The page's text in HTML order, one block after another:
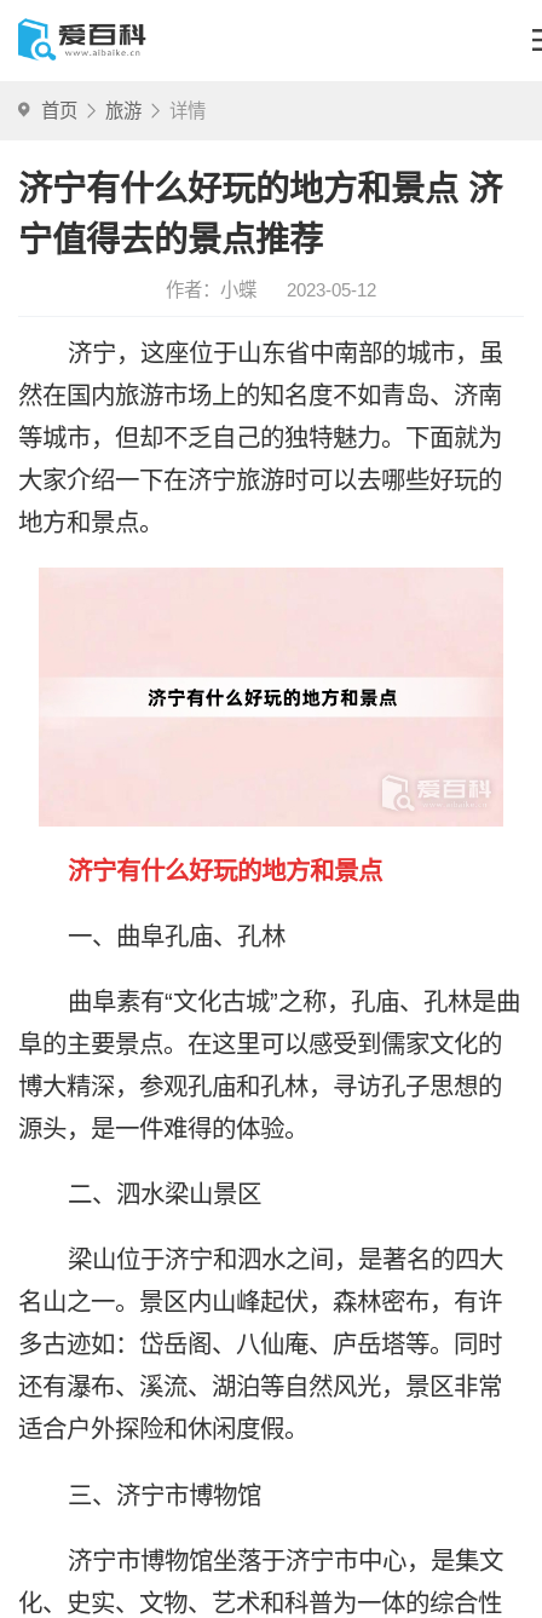
首页 旅游 详情
济宁有什么好玩的地方和景点 济
宁值得去的景点推荐
作者：小蝶 2023-05-12
济宁，这座位于山东省中南部的城市，虽
然在国内旅游市场上的知名度不如青岛、济南
等城市，但却不乏自己的独特魅力。下面就为
大家介绍一下在济宁旅游时可以去哪些好玩的
地方和景点。
济宁有什么好玩的地方和景点
一、曲阜孔庙、孔林
曲阜素有“文化古城”之称，孔庙、孔林是曲
阜的主要景点。在这里可以感受到儒家文化的
博大精深，参观孔庙和孔林，寻访孔子思想的
源头，是一件难得的体验。
二、泗水梁山景区
梁山位于济宁和泗水之间，是著名的四大
名山之一。景区内山峰起伏，森林密布，有许
多古迹如：岱岳阁、八仙庵、庐岳塔等。同时
还有瀑布、溪流、湖泊等自然风光，景区非常
适合户外探险和休闲度假。
三、济宁市博物馆
济宁市博物馆坐落于济宁市中心，是集文
化、史实、文物、艺术和科普为一体的综合性